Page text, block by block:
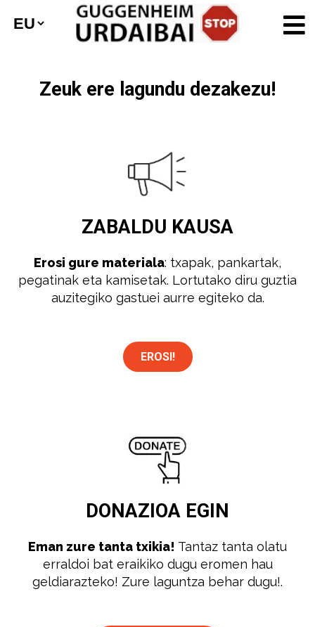
Zeuk ere lagundu dezakezu!
ZABALDU KAUSA
Erosi gure materiala: txapak, pankartak,
pegatinak eta kamisetak. Lortutako diru guztia
auzitegiko gastuei aurre egiteko da.
EROSI!
DONAZIOA EGIN
Eman zure tanta txikia! Tantaz tanta olatu
erraldoi bat eraikiko dugu eromen hau
geldiarazteko! Zure laguntza behar dugu!.